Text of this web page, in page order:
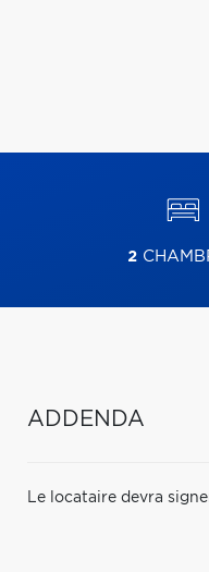
2
ADDENDA
Le locataire devra